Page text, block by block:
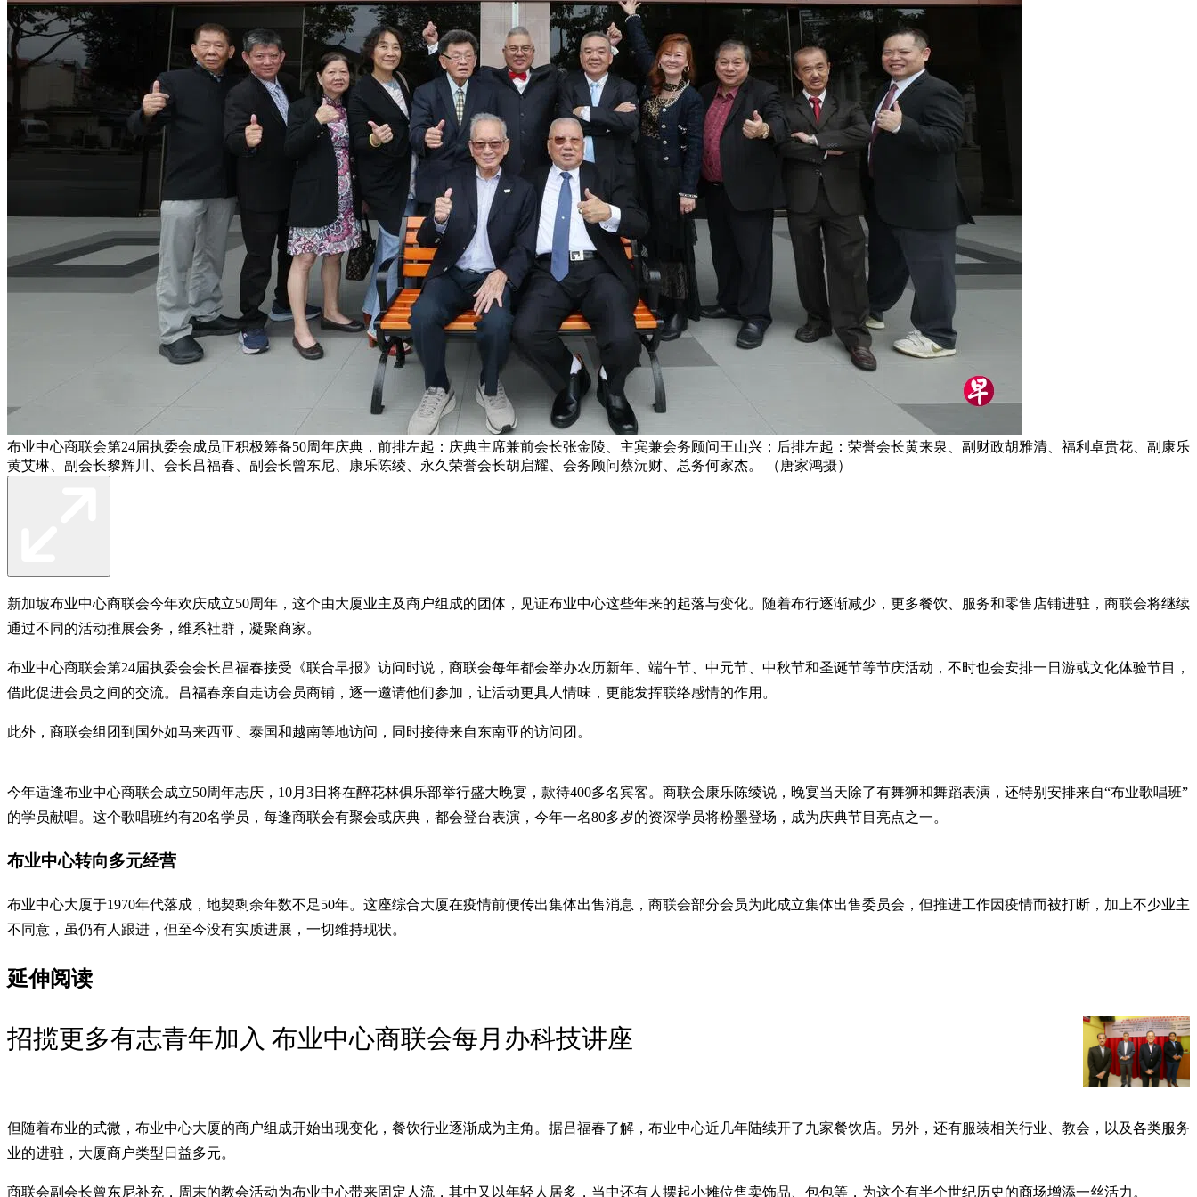
布业中心商联会第24届执委会成员正积极筹备50周年庆典，前排左起：庆典主席兼前会长张金陵、主宾兼会务顾问王山兴；后排左起：荣誉会长黄来泉、副财政胡雅清、福利卓贵花、副康乐
黄艾琳、副会长黎辉川、会长吕福春、副会长曾东尼、康乐陈绫、永久荣誉会长胡启耀、会务顾问蔡沅财、总务何家杰。 （唐家鸿摄）
新加坡布业中心商联会今年欢庆成立50周年，这个由大厦业主及商户组成的团体，见证布业中心这些年来的起落与变化。随着布行逐渐减少，更多餐饮、服务和零售店铺进驻，商联会将继续
通过不同的活动推展会务，维系社群，凝聚商家。
布业中心商联会第24届执委会会长吕福春接受《联合早报》访问时说，商联会每年都会举办农历新年、端午节、中元节、中秋节和圣诞节等节庆活动，不时也会安排一日游或文化体验节目，
借此促进会员之间的交流。吕福春亲自走访会员商铺，逐一邀请他们参加，让活动更具人情味，更能发挥联络感情的作用。
此外，商联会组团到国外如马来西亚、泰国和越南等地访问，同时接待来自东南亚的访问团。
今年适逢布业中心商联会成立50周年志庆，10月3日将在醉花林俱乐部举行盛大晚宴，款待400多名宾客。商联会康乐陈绫说，晚宴当天除了有舞狮和舞蹈表演，还特别安排来自“布业歌唱班”
的学员献唱。这个歌唱班约有20名学员，每逢商联会有聚会或庆典，都会登台表演，今年一名80多岁的资深学员将粉墨登场，成为庆典节目亮点之一。
布业中心转向多元经营
布业中心大厦于1970年代落成，地契剩余年数不足50年。这座综合大厦在疫情前便传出集体出售消息，商联会部分会员为此成立集体出售委员会，但推进工作因疫情而被打断，加上不少业主
不同意，虽仍有人跟进，但至今没有实质进展，一切维持现状。
延伸阅读
招揽更多有志青年加入 布业中心商联会每月办科技讲座
但随着布业的式微，布业中心大厦的商户组成开始出现变化，餐饮行业逐渐成为主角。据吕福春了解，布业中心近几年陆续开了九家餐饮店。另外，还有服装相关行业、教会，以及各类服务
业的进驻，大厦商户类型日益多元。
商联会副会长曾东尼补充，周末的教会活动为布业中心带来固定人流，其中又以年轻人居多，当中还有人摆起小摊位售卖饰品、包包等，为这个有半个世纪历史的商场增添一丝活力。